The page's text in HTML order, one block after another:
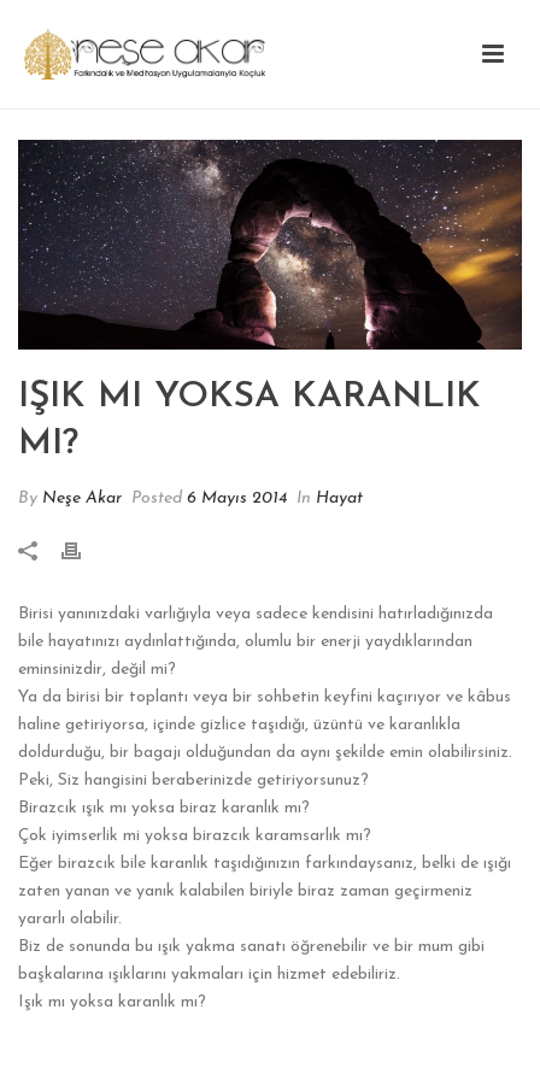
IŞIK MI YOKSA KARANLIK
MI?
By Neşe Akar Posted 6 Mayıs 2014 In Hayat
Birisi yanınızdaki varlığıyla veya sadece kendisini hatırladığınızda
bile hayatınızı aydınlattığında, olumlu bir enerji yaydıklarından
eminsinizdir, değil mi?
Ya da birisi bir toplantı veya bir sohbetin keyfini kaçırıyor ve kâbus
haline getiriyorsa, içinde gizlice taşıdığı, üzüntü ve karanlıkla
doldurduğu, bir bagajı olduğundan da aynı şekilde emin olabilirsiniz.
Peki, Siz hangisini beraberinizde getiriyorsunuz?
Birazcık ışık mı yoksa biraz karanlık mı?
Çok iyimserlik mi yoksa birazcık karamsarlık mı?
Eğer birazcık bile karanlık taşıdığınızın farkındaysanız, belki de ışığı
zaten yanan ve yanık kalabilen biriyle biraz zaman geçirmeniz
yararlı olabilir.
Biz de sonunda bu ışık yakma sanatı öğrenebilir ve bir mum gibi
başkalarına ışıklarını yakmaları için hizmet edebiliriz.
Işık mı yoksa karanlık mı?